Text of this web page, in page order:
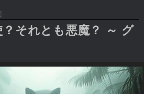
それとも悪魔？ ～ グ